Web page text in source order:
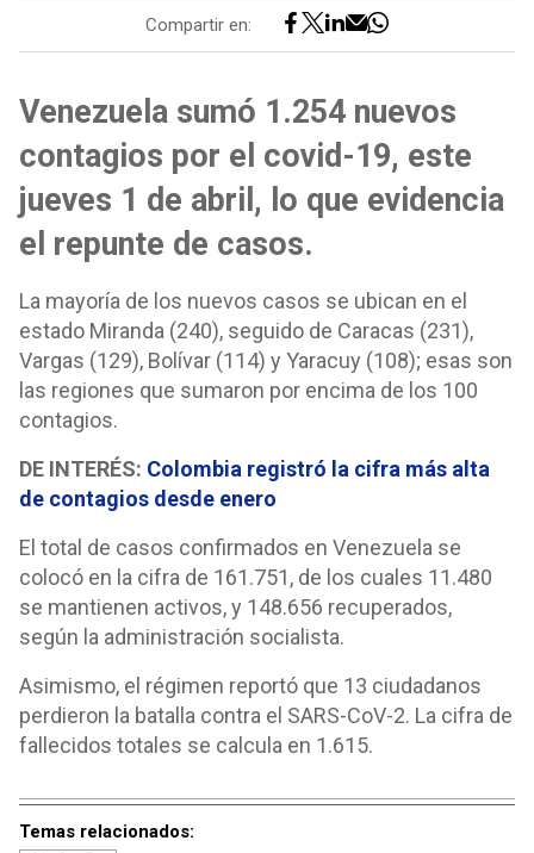
Compartir en:
Venezuela sumó 1.254 nuevos
contagios por el covid-19, este
jueves 1 de abril, lo que evidencia
el repunte de casos.
La mayoría de los nuevos casos se ubican en el
estado Miranda (240), seguido de Caracas (231),
Vargas (129), Bolívar (114) y Yaracuy (108); esas son
las regiones que sumaron por encima de los 100
contagios.
DE INTERÉS: Colombia registró la cifra más alta
de contagios desde enero
El total de casos confirmados en Venezuela se
colocó en la cifra de 161.751, de los cuales 11.480
se mantienen activos, y 148.656 recuperados,
según la administración socialista.
Asimismo, el régimen reportó que 13 ciudadanos
perdieron la batalla contra el SARS-CoV-2. La cifra de
fallecidos totales se calcula en 1.615.
Temas relacionados: